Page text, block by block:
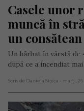
Casele unor
muncă în
un consătean
Un bărbat în vârstă
după ce a incendiat
Scris de Daniela Stoica - marți,